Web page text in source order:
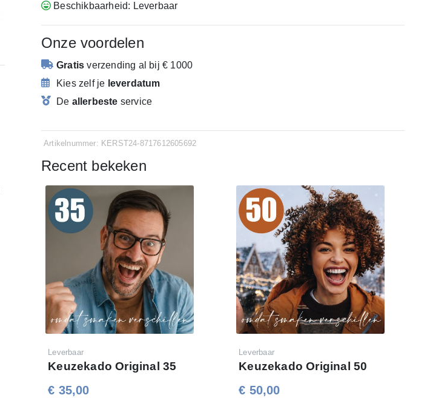
Beschikbaarheid: Leverbaar
Onze voordelen
Gratis verzending al bij € 1000
Kies zelf je leverdatum
De allerbeste service
Artikelnummer: KERST24-8717612605692
Recent bekeken
Leverbaar
Keuzekado Original 35
€ 35,00
Leverbaar
Keuzekado Original 50
€ 50,00